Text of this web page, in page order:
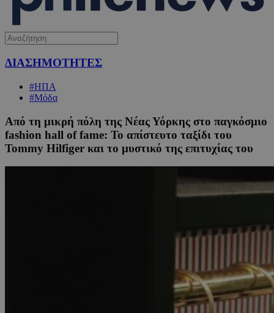
ΔΙΑΣΗΜΟΤΗΤΕΣ
#ΗΠΑ
#Μόδα
Από τη μικρή πόλη της Νέας Υόρκης στο παγκόσμιο
fashion hall of fame: Το απίστευτο ταξίδι του
Tommy Hilfiger και το μυστικό της επιτυχίας του